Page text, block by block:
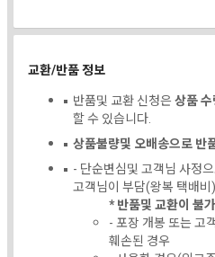
교환/반품 정보
반품및 교환 신청은상품
할 수 있습니다.
상품불량및 오배송으로 반
- 단순변심및 고객님 사정
고객님이 부담(왕복 택배비)
* 반품및 교환이 불
- 포장 개봉 또는 고
훼손된 경우